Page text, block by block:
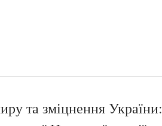
та зміцнення України: